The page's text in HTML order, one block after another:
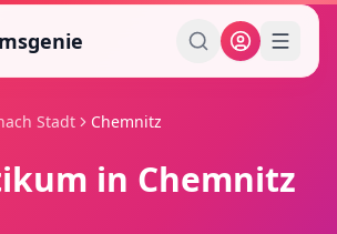
Stadt Chemnitz
in Chemnitz